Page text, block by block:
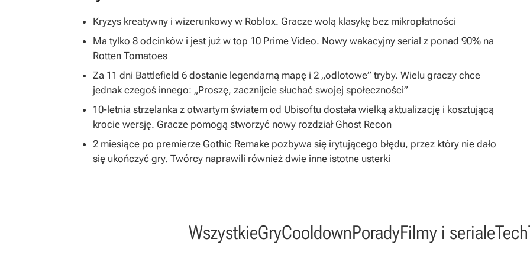
Kryzys kreatywny i wizerunkowy w Roblox. Gracze wolą klasykę bez mikropłatności
Ma tylko 8 odcinków i jest już w top 10 Prime Video. Nowy wakacyjny serial z ponad 90% na
Rotten Tomatoes
Za 11 dni Battlefield 6 dostanie legendarną mapę i 2 „odlotowe” tryby. Wielu graczy chce
jednak czegoś innego: „Proszę, zacznijcie słuchać swojej społeczności”
10-letnia strzelanka z otwartym światem od Ubisoftu dostała wielką aktualizację i kosztującą
krocie wersję. Gracze pomogą stworzyć nowy rozdział Ghost Recon
2 miesiące po premierze Gothic Remake pozbywa się irytującego błędu, przez który nie dało
się ukończyć gry. Twórcy naprawili również dwie inne istotne usterki
WszystkieGryCooldownPoradyFilmy i serialeTech